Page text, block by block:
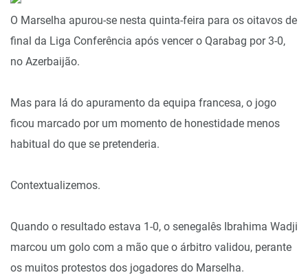
O Marselha apurou-se nesta quinta-feira para os oitavos de
final da Liga Conferência após vencer o Qarabag por 3-0,
no Azerbaijão.
Mas para lá do apuramento da equipa francesa, o jogo
ficou marcado por um momento de honestidade menos
habitual do que se pretenderia.
Contextualizemos.
Quando o resultado estava 1-0, o senegalês Ibrahima Wadji
marcou um golo com a mão que o árbitro validou, perante
os muitos protestos dos jogadores do Marselha.